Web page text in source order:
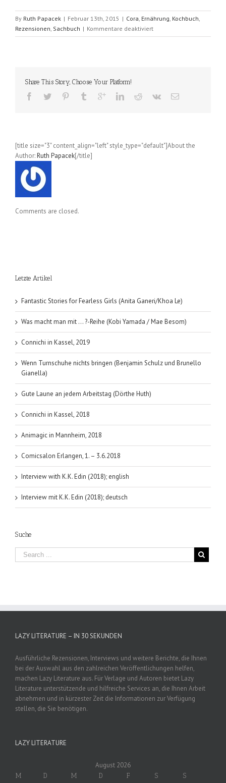
By Ruth Papacek | Februar 13th, 2015 | Cora Ernährung Kochbuch
Rezensionen Sachbuch | Kommentare deaktiviertfür
Leckeres
Share This Story, Choose Your Platform!
[title size="3" content_align="left" style_type="default"]About the
Author:Ruth Papacek[/title]
Comments are closed.
Letzte Artikel
Fantastic Stories for Fearless Girls (Anita Ganeri/Khoa Le)
Was macht man mit … ?-Reihe (Kobi Yamada / Mae Besom)
Connichi in Kassel, 2019
Wenn Turnschuhe nichts bringen (Benjamin Schulz und Brunello
Gianella)
Gute Laune an jedem Arbeitstag (Dörthe Huth)
Connichi in Kassel, 2018
Animagic in Mannheim, 2018
Comicsalon Erlangen, 1. – 3.6.2018
Interview with K.K. Edin (2018); english
Interview mit K.K. Edin (2018); deutsch
Suche
LAZY LITERATURE – IN 30 SEKUNDEN
Ausführliche Rezensionen, Interviews und weitere Berichte, die Ihnen
bei der Auswahl aus den zahlreichen Veröffentlichungen helfen,
machen Lazy Literature aus. Für Verlage und Autoren bietet Lazy
Literature unterstützende und hilfreiche Services an, die Ihnen Arbeit
abnehmen und in kürzester Zeit die Informationen zur Verfügung
stellen, die Sie benötigen.
LAZY LITERATURE
August 2026
M D M D F S S